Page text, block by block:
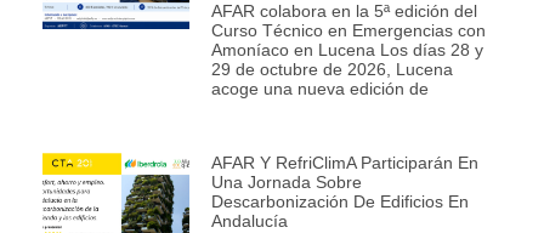
AFAR colabora en la 5ª edición del
Curso Técnico en Emergencias con
Amoníaco en Lucena Los días 28 y
29 de octubre de 2026, Lucena
acoge una nueva edición de
AFAR Y RefriClimA Participarán En
Una Jornada Sobre
Descarbonización De Edificios En
Andalucía